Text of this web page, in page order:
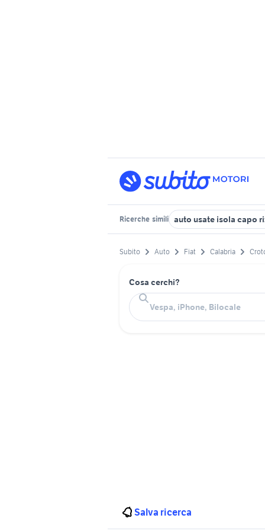
Ricerche simili auto usate isola capo
Subito Auto Fiat Calabria
Cosa cerchi?
Salva ricerca